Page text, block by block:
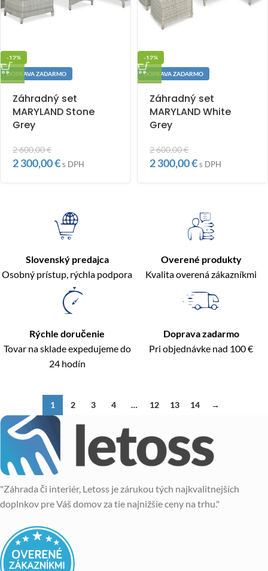
-12%
DOPRAVA ZADARMO
Záhradný set
MARYLAND Stone
Grey
2 600,00€
2 300,00€s DPH
-12%
DOPRAVA ZADARMO
Záhradný set
MARYLAND White
Grey
2 600,00€
2 300,00€s DPH
Slovenský predajca
Osobný prístup, rýchla podpora
Overené produkty
Kvalita overená zákazníkmi
Rýchle doručenie
Tovar na sklade expedujeme do
24 hodín
Doprava zadarmo
Pri objednávke nad 100 €
1 2 3 4 … 12 13 14 →
"Záhrada či interiér, Letoss je zárukou tých najkvalitnejších
doplnkov pre Váš domov za tie najnižšie ceny na trhu."